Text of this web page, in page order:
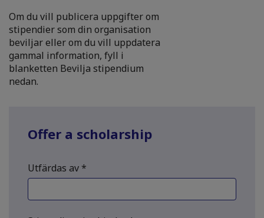
Om du vill publicera uppgifter om
stipendier som din organisation
beviljar eller om du vill uppdatera
gammal information, fyll i
blanketten Bevilja stipendium
nedan.
Offer a scholarship
Utfärdas av *